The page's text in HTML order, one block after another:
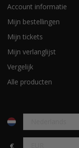
Account informatie
Mijn bestellingen
Mijn tickets
Mijn verlanglijst
Vergelijk
Alle producten
€